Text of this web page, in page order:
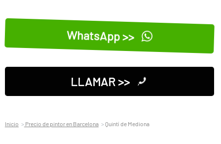
WhatsApp >>
LLAMAR >>
Inicio Precio de pintor en Barcelona Quintí de Mediona